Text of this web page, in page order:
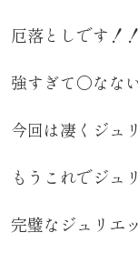
厄落としです！
強すぎて〇なな
今回は凄くジュ
もうこれでジュ
完璧なジュリエ